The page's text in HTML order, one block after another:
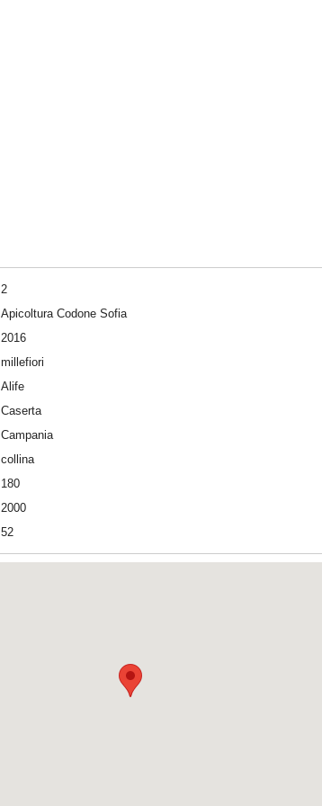
2
Apicoltura Codone Sofia
2016
millefiori
Alife
Caserta
Campania
collina
180
2000
52